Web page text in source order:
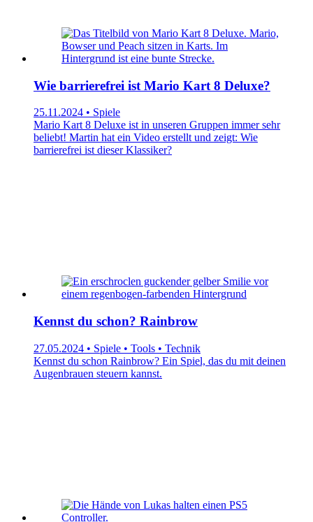
Wie barrierefrei ist Mario Kart 8 Deluxe?
25.11.2024 • Spiele
Mario Kart 8 Deluxe ist in unseren Gruppen immer sehr
beliebt! Martin hat ein Video erstellt und zeigt: Wie
barrierefrei ist dieser Klassiker?
Kennst du schon? Rainbrow
27.05.2024 • Spiele • Tools • Technik
Kennst du schon Rainbrow? Ein Spiel, das du mit deinen
Augenbrauen steuern kannst.